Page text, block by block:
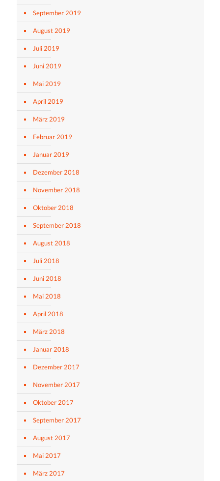
September 2019
August 2019
Juli 2019
Juni 2019
Mai 2019
April 2019
März 2019
Februar 2019
Januar 2019
Dezember 2018
November 2018
Oktober 2018
September 2018
August 2018
Juli 2018
Juni 2018
Mai 2018
April 2018
März 2018
Januar 2018
Dezember 2017
November 2017
Oktober 2017
September 2017
August 2017
Mai 2017
März 2017